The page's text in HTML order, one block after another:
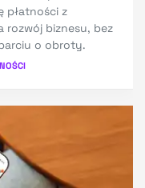
płatności z
rozwój biznesu, bez
o obroty.